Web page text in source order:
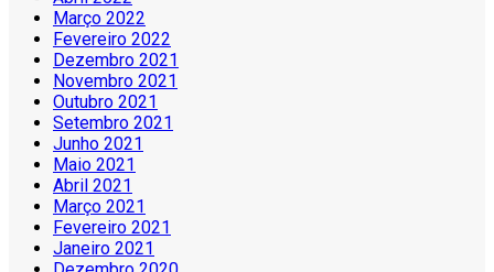
Março 2022
Fevereiro 2022
Dezembro 2021
Novembro 2021
Outubro 2021
Setembro 2021
Junho 2021
Maio 2021
Abril 2021
Março 2021
Fevereiro 2021
Janeiro 2021